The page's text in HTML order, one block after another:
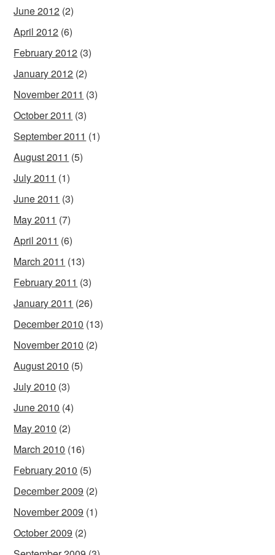
June 2012 (2)
April 2012 (6)
February 2012 (3)
January 2012 (2)
November 2011 (3)
October 2011 (3)
September 2011 (1)
August 2011 (5)
July 2011 (1)
June 2011 (3)
May 2011 (7)
April 2011 (6)
March 2011 (13)
February 2011 (3)
January 2011 (26)
December 2010 (13)
November 2010 (2)
August 2010 (5)
July 2010 (3)
June 2010 (4)
May 2010 (2)
March 2010 (16)
February 2010 (5)
December 2009 (2)
November 2009 (1)
October 2009 (2)